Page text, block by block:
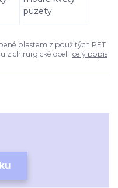
plastem z použitých PET
z chirurgické oceli. celý popis